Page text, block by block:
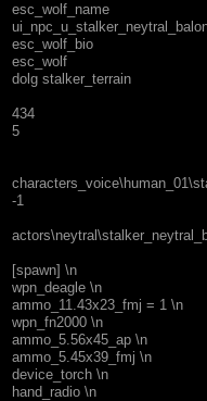
esc_wolf_name
esc_wolf_bio
esc_wolf
dolg stalker_terrain
434
5
-1
[spawn] \n
wpn_deagle \n
ammo_11.43x23_fmj = 1 \n
wpn_fn2000 \n
ammo_5.56x45_ap \n
ammo_5.45x39_fmj \n
device_torch \n
hand_radio \n